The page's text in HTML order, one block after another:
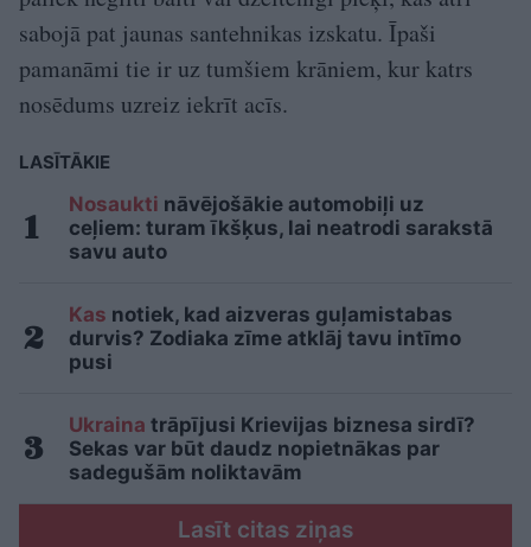
sabojā pat jaunas santehnikas izskatu. Īpaši
pamanāmi tie ir uz tumšiem krāniem, kur katrs
nosēdums uzreiz iekrīt acīs.
LASĪTĀKIE
Nosaukti nāvējošākie automobiļi uz
ceļiem: turam īkšķus, lai neatrodi sarakstā
savu auto
Kas notiek, kad aizveras guļamistabas
durvis? Zodiaka zīme atklāj tavu intīmo
pusi
Ukraina trāpījusi Krievijas biznesa sirdī?
Sekas var būt daudz nopietnākas par
sadegušām noliktavām
Lasīt citas ziņas